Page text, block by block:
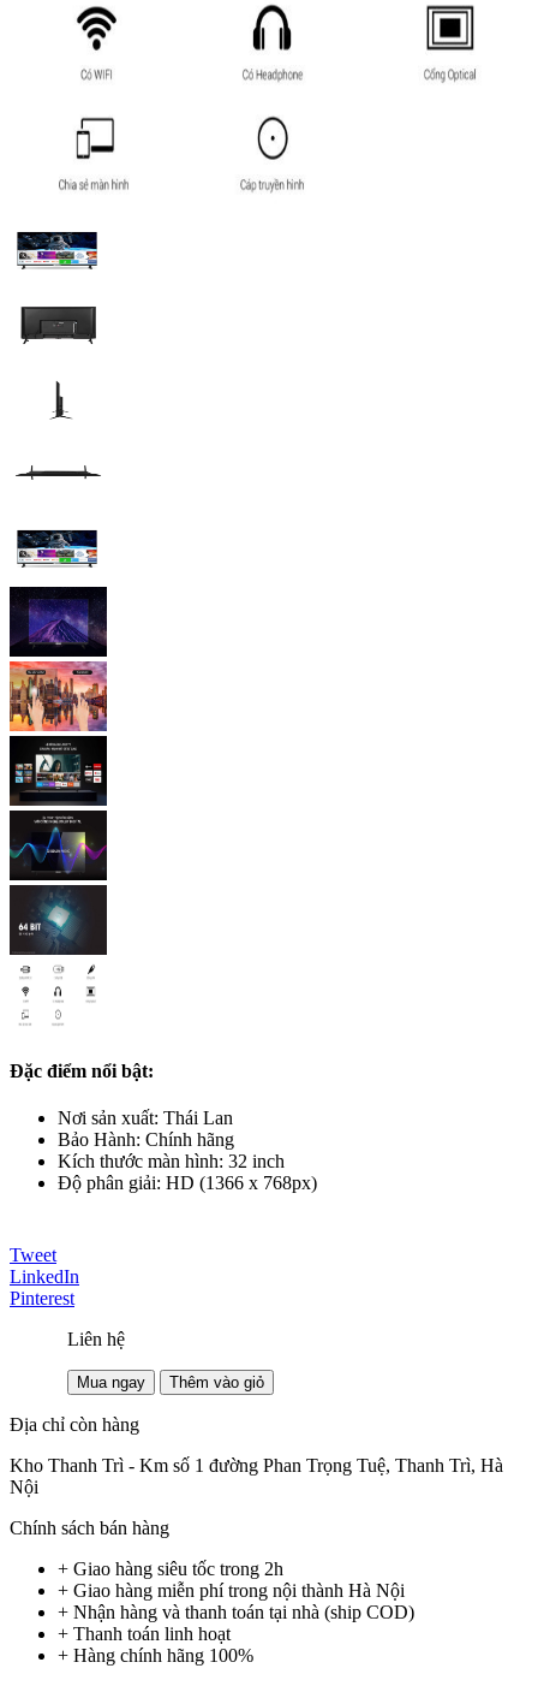
Đặc điểm nổi bật:
Nơi sản xuất: Thái Lan
Bảo Hành: Chính hãng
Kích thước màn hình: 32 inch
Độ phân giải: HD (1366 x 768px)
Tweet
LinkedIn
Pinterest
Liên hệ
Mua ngay Thêm vào giỏ
Địa chỉ còn hàng
Kho Thanh Trì - Km số 1 đường Phan Trọng Tuệ, Thanh Trì, Hà
Nội
Chính sách bán hàng
+ Giao hàng siêu tốc trong 2h
+ Giao hàng miễn phí trong nội thành Hà Nội
+ Nhận hàng và thanh toán tại nhà (ship COD)
+ Thanh toán linh hoạt
+ Hàng chính hãng 100%